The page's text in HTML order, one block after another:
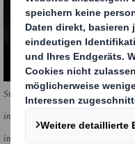
Stefan Kunzmann, Sales,
interessierten Zuhörern die
innovative Lösungsansätze von DS